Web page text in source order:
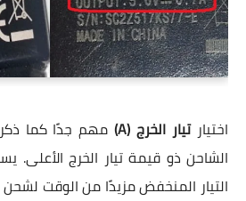
اختيارتيار الخرج (A) مهم جدًا كما
الشاحن ذو قيمة تيار الخرج
التيار المنخفض مزيدًا من الوقت